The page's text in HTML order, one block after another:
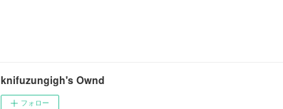
knifuzungigh's Ownd
フォロー